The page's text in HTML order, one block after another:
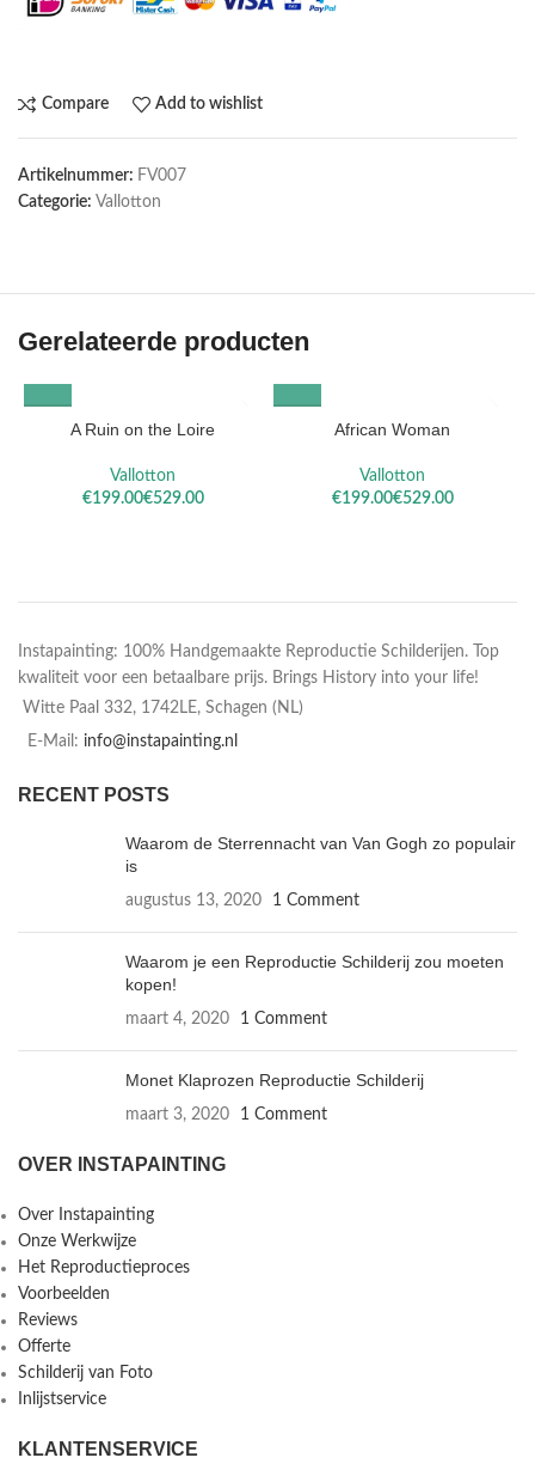
Compare Add to wishlist
Artikelnummer: FV007
Categorie: Vallotton
Gerelateerde producten
A Ruin on the Loire
Vallotton
€
€
African Woman
Vallotton
€
€
Instapainting: 100% Handgemaakte Reproductie Schilderijen. Top
kwaliteit voor een betaalbare prijs. Brings History into your life!
Witte Paal 332, 1742LE, Schagen (NL)
E-Mail: info@instapainting.nl
RECENT POSTS
Waarom de Sterrennacht van Van Gogh zo populair
is
augustus 13, 2020 1 Comment
Waarom je een Reproductie Schilderij zou moeten
kopen!
maart 4, 2020 1 Comment
Monet Klaprozen Reproductie Schilderij
maart 3, 2020 1 Comment
OVER INSTAPAINTING
Over Instapainting
Onze Werkwijze
Het Reproductieproces
Voorbeelden
Reviews
Offerte
Schilderij van Foto
Inlijstservice
KLANTENSERVICE